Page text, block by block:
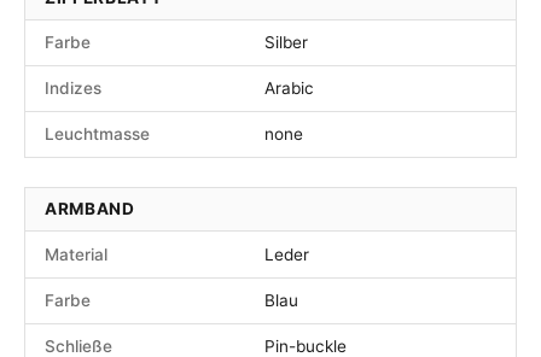
Farbe Silber
Indizes Arabic
Leuchtmasse none
ARMBAND
Material Leder
Farbe Blau
Schließe Pin-buckle